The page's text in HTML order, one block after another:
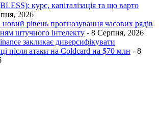
курс, капіталізація та що варто
2026
рівень прогнозування часових рядів
штучного інтелекту - 8 Серпня, 2026
закликає диверсифікувати
після атаки на Coldcard на $70 млн - 8